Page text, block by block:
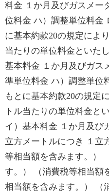
料金 １か月及びガスメー
位料金 ハ）調整単位料金
に基本約款20の規定によ
当たりの単位料金といた
基本料金 １か月及びガス
準単位料金 ハ）調整単位
もとに基本約款20の規定
トル当たりの単位料金と
イ）基本料金 １か月及び
立方メートルにつき １立
等相当額を含みます。）
す。） （消費税等相当額
相当額を含みます。） （